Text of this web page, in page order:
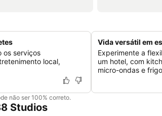
os serviços
local,
Vida versátil em
Experimente a
um hotel, com
micro-ondas e
não ser 100% correto.
Studios